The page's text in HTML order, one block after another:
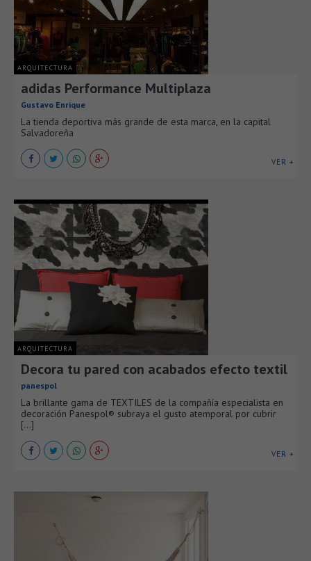
ARQUITECTURA
adidas Performance Multiplaza
Gustavo Enrique
La tienda deportiva más grande de esta marca, en la capital
Salvadoreña
VER +
ARQUITECTURA
Decora tu pared con acabados efecto textil
panespol
La brillante gama de TEXTILES de la compañía especialista en
decoración Panespol® subraya el gusto atemporal por cubrir
[...]
VER +